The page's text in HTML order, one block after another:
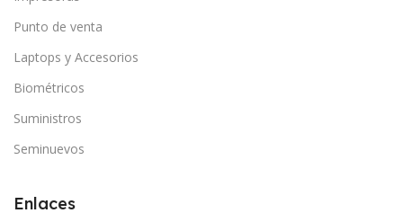
Punto de venta
Laptops y Accesorios
Biométricos
Suministros
Seminuevos
Enlaces